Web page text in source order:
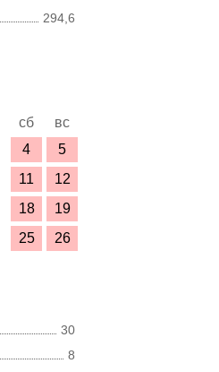
294,6
сб
вс
4
5
11
12
18
19
25
26
30
8